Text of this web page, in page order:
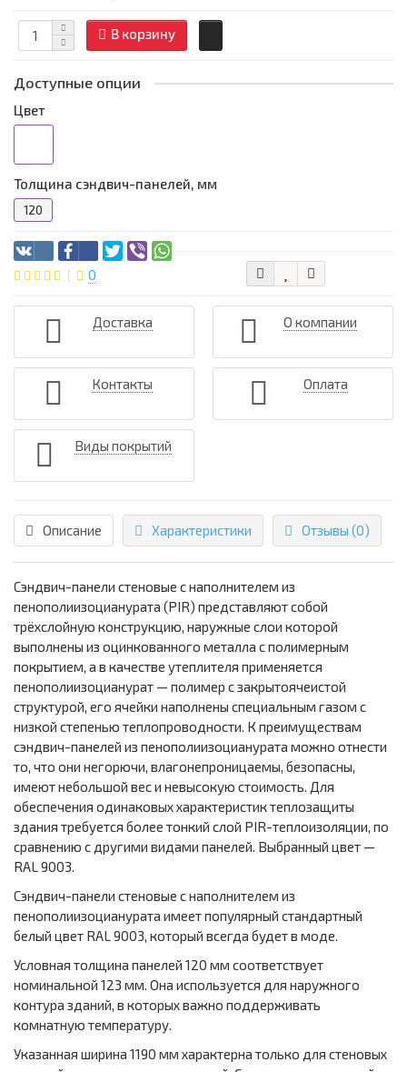
В корзину
Доступные опции
Цвет
Толщина сэндвич-панелей, мм
120
0
Доставка О компании
Контакты Оплата
Виды покрытий
Описание Характеристики Отзывы (0)
Сэндвич-панели стеновые с наполнителем из
пенополиизоцианурата (PIR) представляют собой
трёхслойную конструкцию, наружные слои которой
выполнены из оцинкованного металла с полимерным
покрытием, а в качестве утеплителя применяется
пенополиизоцианурат — полимер с закрытоячеистой
структурой, его ячейки наполнены специальным газом с
низкой степенью теплопроводности. К преимуществам
сэндвич-панелей из пенополиизоцианурата можно отнести
то, что они негорючи, влагонепроницаемы, безопасны,
имеют небольшой вес и невысокую стоимость. Для
обеспечения одинаковых характеристик теплозащиты
здания требуется более тонкий слой PIR-теплоизоляции, по
сравнению с другими видами панелей. Выбранный цвет —
RAL 9003.
Сэндвич-панели стеновые с наполнителем из
пенополиизоцианурата имеет популярный стандартный
белый цвет RAL 9003, который всегда будет в моде.
Условная толщина панелей 120 мм соответствует
номинальной 123 мм. Она используется для наружного
контура зданий, в которых важно поддерживать
комнатную температуру.
Указанная ширина 1190 мм характерна только для стеновых